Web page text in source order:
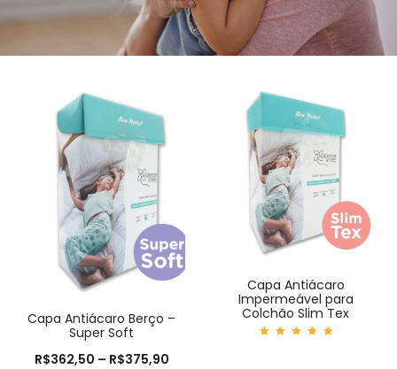
Capa Antiácaro Berço –
Super Soft
R$362,50 – R$375,90
Capa Antiácaro
Impermeável para
Colchão Slim Tex